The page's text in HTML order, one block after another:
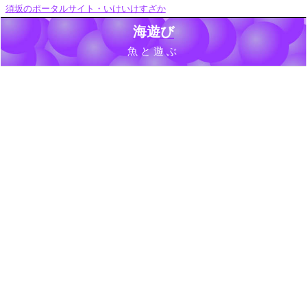
須坂のポータルサイト・いけいけすざか
海遊び
魚と遊ぶ